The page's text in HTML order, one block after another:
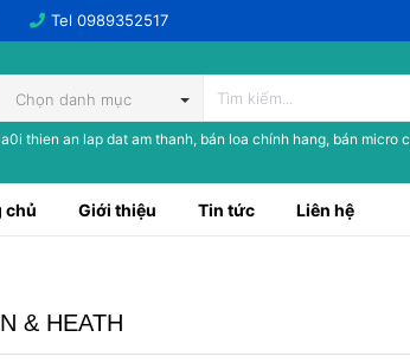
Tel 0989352517
Chọn danh mục
thien an lap dat am thanh, bán loa chính hang, bán micro
chủ Giới thiệu Tin tức Liên hệ
& HEATH